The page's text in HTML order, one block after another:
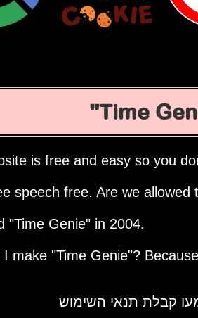
Time
is free and easy so you
speech free. Are we allowed
Time Genie in 2004.
I make Time Genie ?